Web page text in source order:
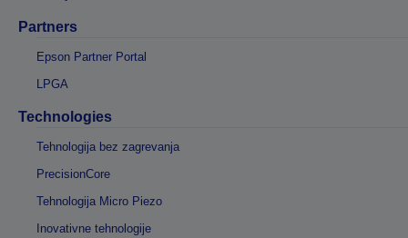
Partners
Epson Partner Portal
LPGA
Technologies
Tehnologija bez zagrevanja
PrecisionCore
Tehnologija Micro Piezo
Inovativne tehnologije